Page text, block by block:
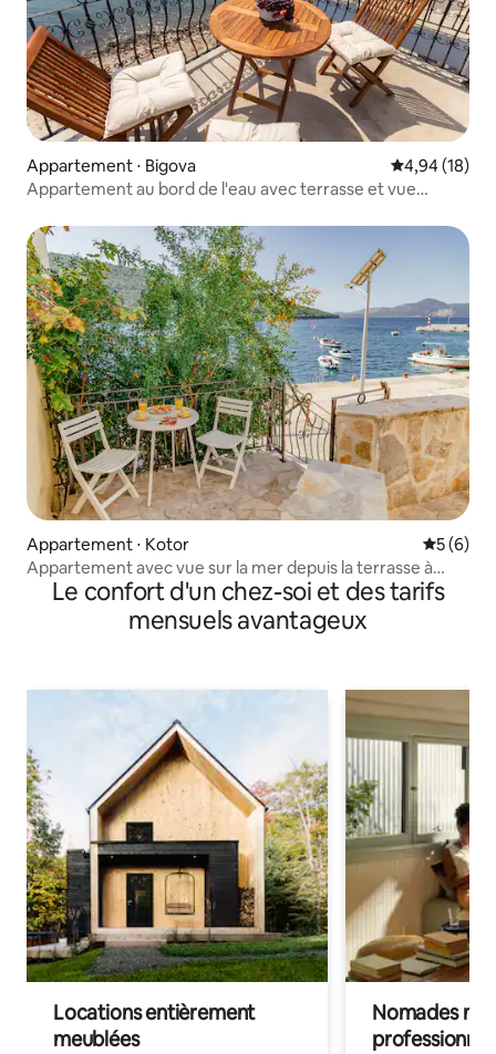
Appartement ⋅ Bigova Évaluation
4,94 (18)
Appartement au bord de l'eau avec terrasse et vue
Appartement ⋅ Kotor
5 (6)
Appartement avec vue sur la mer depuis la terrasse à
Bigova Jaz
Le confort d'un chez-soi et des tarifs
mensuels avantageux
Locations entièrement
meublées
Nomades